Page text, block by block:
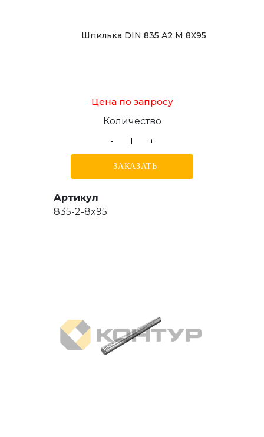
Шпилька DIN 835 A2 M 8X95
Цена по запросу
Количество
-
+
ЗАКАЗАТЬ
Артикул
835-2-8x95